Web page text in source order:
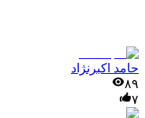
حامد اکبرنژاد
۸۹
۷